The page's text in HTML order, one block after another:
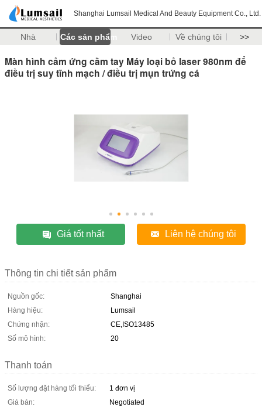
Shanghai Lumsail Medical And Beauty Equipment Co., Ltd.
Nhà Các sản phẩm Video Về chúng tôi >>
Màn hình cảm ứng cầm tay Máy loại bỏ laser 980nm để
điều trị suy tĩnh mạch / điều trị mụn trứng cá
Giá tốt nhất Liên hệ chúng tôi
Thông tin chi tiết sản phẩm
Nguồn gốc:
Shanghai
Hàng hiệu:
Lumsail
Chứng nhận:
CE,ISO13485
Số mô hình:
20
Thanh toán
Số lượng đặt hàng tối thiểu:
1 đơn vị
Giá bán:
Negotiated